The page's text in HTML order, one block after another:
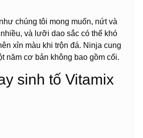
chúng tôi mong muốn, nứt và
và lưỡi dao sắc có thể khó
xỉn màu khi trộn đá. Ninja cung
năm cơ bản không bao gồm cối.
sinh tố Vitamix